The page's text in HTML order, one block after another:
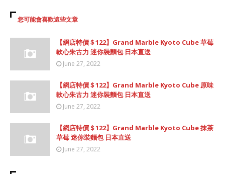
您可能會喜歡這些文章
【網店特價＄122】Grand Marble Kyoto Cube 草莓
軟心朱古力 迷你裝麵包 日本直送
June 27, 2022
【網店特價＄122】Grand Marble Kyoto Cube 原味
軟心朱古力 迷你裝麵包 日本直送
June 27, 2022
【網店特價＄122】Grand Marble Kyoto Cube 抹茶
草莓 迷你裝麵包 日本直送
June 27, 2022